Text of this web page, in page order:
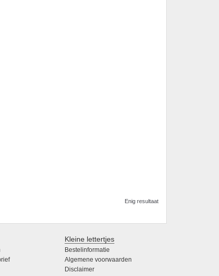
Enig resultaat
Kleine lettertjes
Bestelinformatie
Algemene voorwaarden
Disclaimer